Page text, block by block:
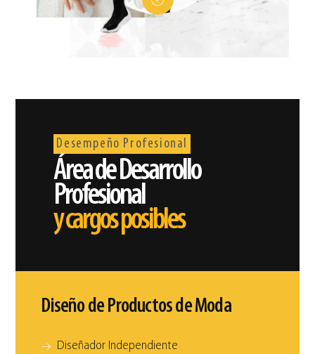
Desempeño Profesional
Área de Desarrollo
Profesional
y cargos posibles
Diseño de Productos de Moda
Diseñador Independiente